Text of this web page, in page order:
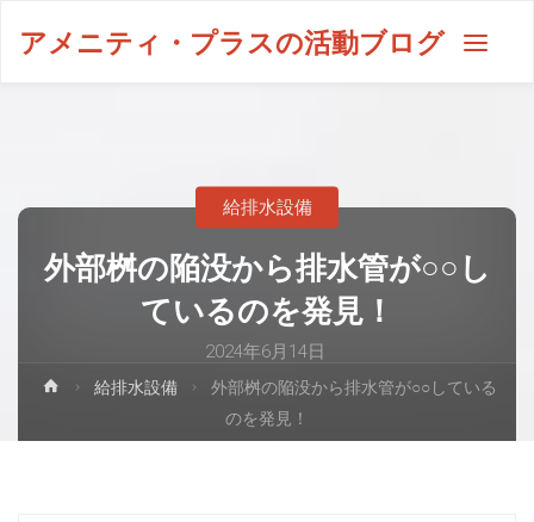
アメニティ・プラスの活動ブログ
外部桝の陥没から排水管が○○し
ているのを発見！
2024年6月14日
給排水設備
給排水設備
外部桝の陥没から排水管が○○している
のを発見！